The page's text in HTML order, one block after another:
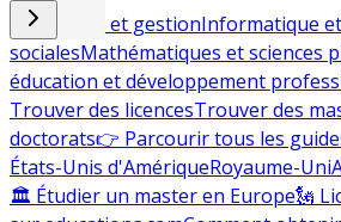
Commerce et gestionInformatique
socialesMathématiques et sciences
éducation et développement
Trouver des licencesTrouver des
doctorats👉 Parcourir tous les
États-Unis d'AmériqueRoyaume-Uni
🏛 Étudier un master en Europe🗽